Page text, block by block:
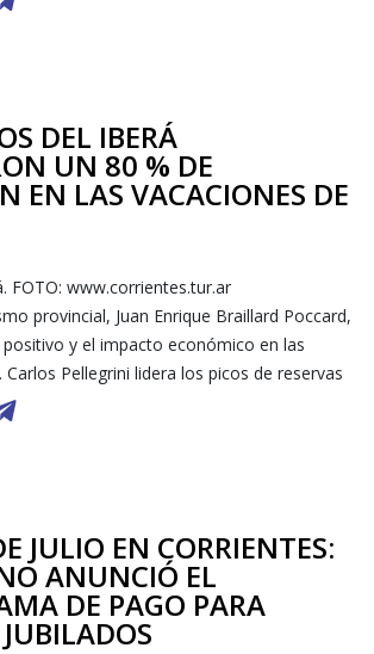
DEL IBERÁ
UN 80 % DE
EN LAS VACACIONES DE
provincial, Juan Enrique Braillard Poccard,
y el impacto económico en las
Pellegrini lidera los picos de reservas
JULIO EN CORRIENTES:
ANUNCIÓ EL
DE PAGO PARA